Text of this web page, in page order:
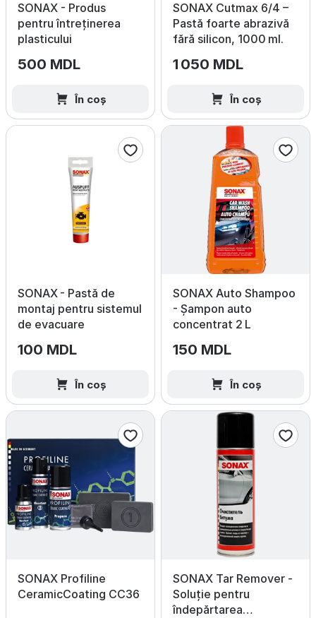
SONAX - Produs
pentru întreținerea
plasticului
500 MDL
În coș
SONAX Cutmax 6/4 –
Pastă foarte abrazivă
fără silicon, 1000 ml.
1 050 MDL
În coș
SONAX - Pastă de
montaj pentru sistemul
de evacuare
100 MDL
În coș
SONAX Auto Shampoo
- Șampon auto
concentrat 2 L
150 MDL
În coș
SONAX Profiline
CeramicCoating CC36
SONAX Tar Remover -
Soluție pentru
îndepărtarea